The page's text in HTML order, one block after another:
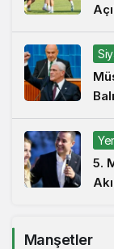
5.
Manşetler